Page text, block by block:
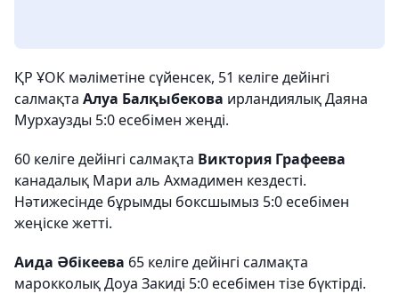
ҚР ҰОК мәліметіне сүйенсек, 51 келіге дейінгі
салмақта Алуа Балқыбекова ирландиялық Даяна
Мурхаузды 5:0 есебімен жеңді.
60 келіге дейінгі салмақта Виктория Графеева
канадалық Мари аль Ахмадимен кездесті.
Нәтижесінде бұрымды боксшымыз 5:0 есебімен
жеңіске жетті.
Аида Әбікеева 65 келіге дейінгі салмақта
марокколық Доуа Закиді 5:0 есебімен тізе бүктірді.